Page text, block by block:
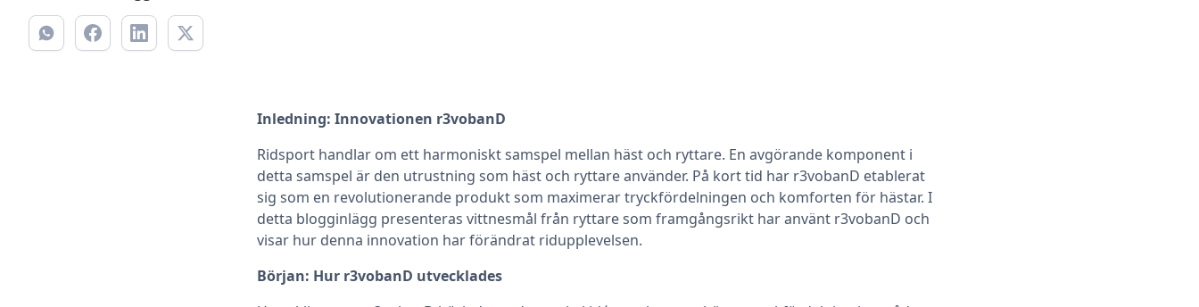
Inledning: Innovationen r3vobanD
Ridsport handlar om ett harmoniskt samspel mellan häst och ryttare. En avgörande komponent i
detta samspel är den utrustning som häst och ryttare använder. På kort tid har r3vobanD etablerat
sig som en revolutionerande produkt som maximerar tryckfördelningen och komforten för hästar. I
detta blogginlägg presenteras vittnesmål från ryttare som framgångsrikt har använt r3vobanD och
visar hur denna innovation har förändrat ridupplevelsen.
Början: Hur r3vobanD utvecklades